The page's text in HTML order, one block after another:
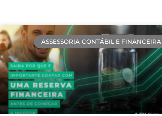
ASSESSORIA CONTÁBIL E FINANCEIRA